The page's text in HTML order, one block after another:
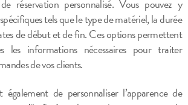
réservation personnalisé. Vous pouvez y
tels que le type de matériel, la durée
de début et de fin. Ces options permettent
les informations nécessaires pour traiter
de vos clients.
de personnaliser l’apparence de